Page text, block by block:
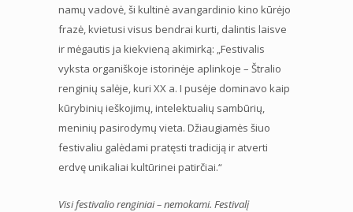
namų vadovė, ši kultinė avangardinio kino kūrėjo
frazė, kvietusi visus bendrai kurti, dalintis laisve
ir mėgautis ja kiekvieną akimirką: „Festivalis
vyksta organiškoje istorinėje aplinkoje – Štralio
renginių salėje, kuri XX a. I pusėje dominavo kaip
kūrybinių ieškojimų, intelektualių sambūrių,
meninių pasirodymų vieta. Džiaugiamės šiuo
festivaliu galėdami pratęsti tradiciją ir atverti
erdvę unikaliai kultūrinei patirčiai.“
Visi festivalio renginiai – nemokami. Festivalį